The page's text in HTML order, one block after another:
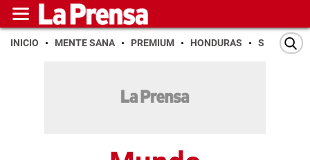
INICIO MENTE SANA PREMIUM HONDURAS SAN PEDRO